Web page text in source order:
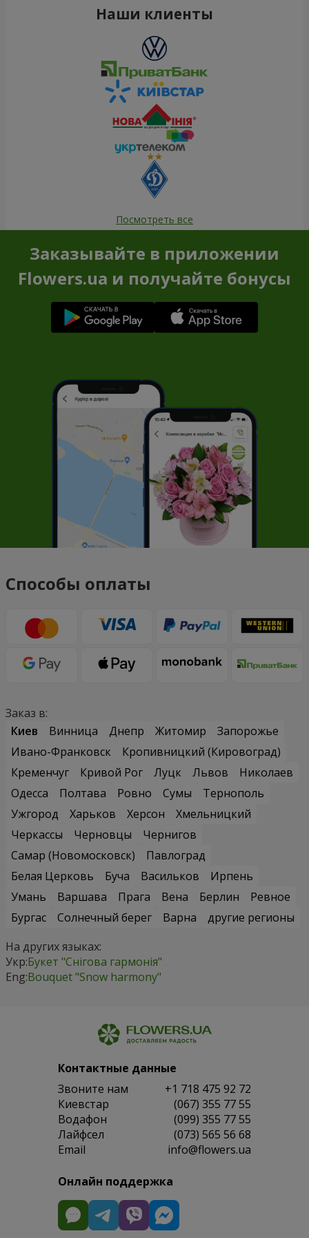
Наши клиенты
Посмотреть все
Заказывайте в приложении
Flowers.ua и получайте бонусы
Способы оплаты
Заказ в:
Киев
Винница Днепр Житомир
Запорожье
Ивано-Франковск
Кропивницкий (Кировоград)
Кременчуг
Кривой Рог Луцк Львов
Николаев
Одесса
Полтава Ровно Сумы
Тернополь
Ужгород
Харьков Херсон
Хмельницкий
Черкассы
Черновцы
Чернигов
Самар (Новомосковск)
Павлоград
Белая Церковь
Буча Васильков
Ирпень
Умань
Варшава Прага Вена Берлин
Ревное
Бургас
Солнечный берег Варна
другие регионы
На других языках:
Укр:Букет "Снігова гармонія"
Eng:Bouquet "Snow harmony"
Контактные данные
Звоните нам
+1 718 475 92 72
Киевстар
(067) 355 77 55
Водафон
(099) 355 77 55
Лайфсел
(073) 565 56 68
Email
info@flowers.ua
Онлайн поддержка